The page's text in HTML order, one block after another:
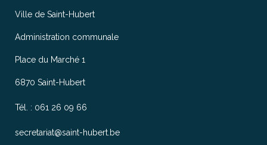
Ville de Saint-Hubert
Administration communale
Place du Marché 1
6870 Saint-Hubert
Tél. : 061 26 09 66
secretariat@saint-hubert.be